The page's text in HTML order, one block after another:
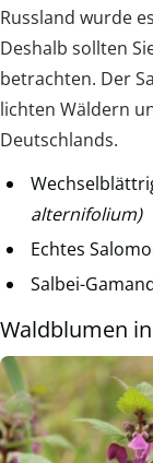
Russland wurde
Deshalb sollten
betrachten. Der
lichten Wäldern
Deutschlands.
alternifolium)
Echtes
Salbei-
Waldblumen